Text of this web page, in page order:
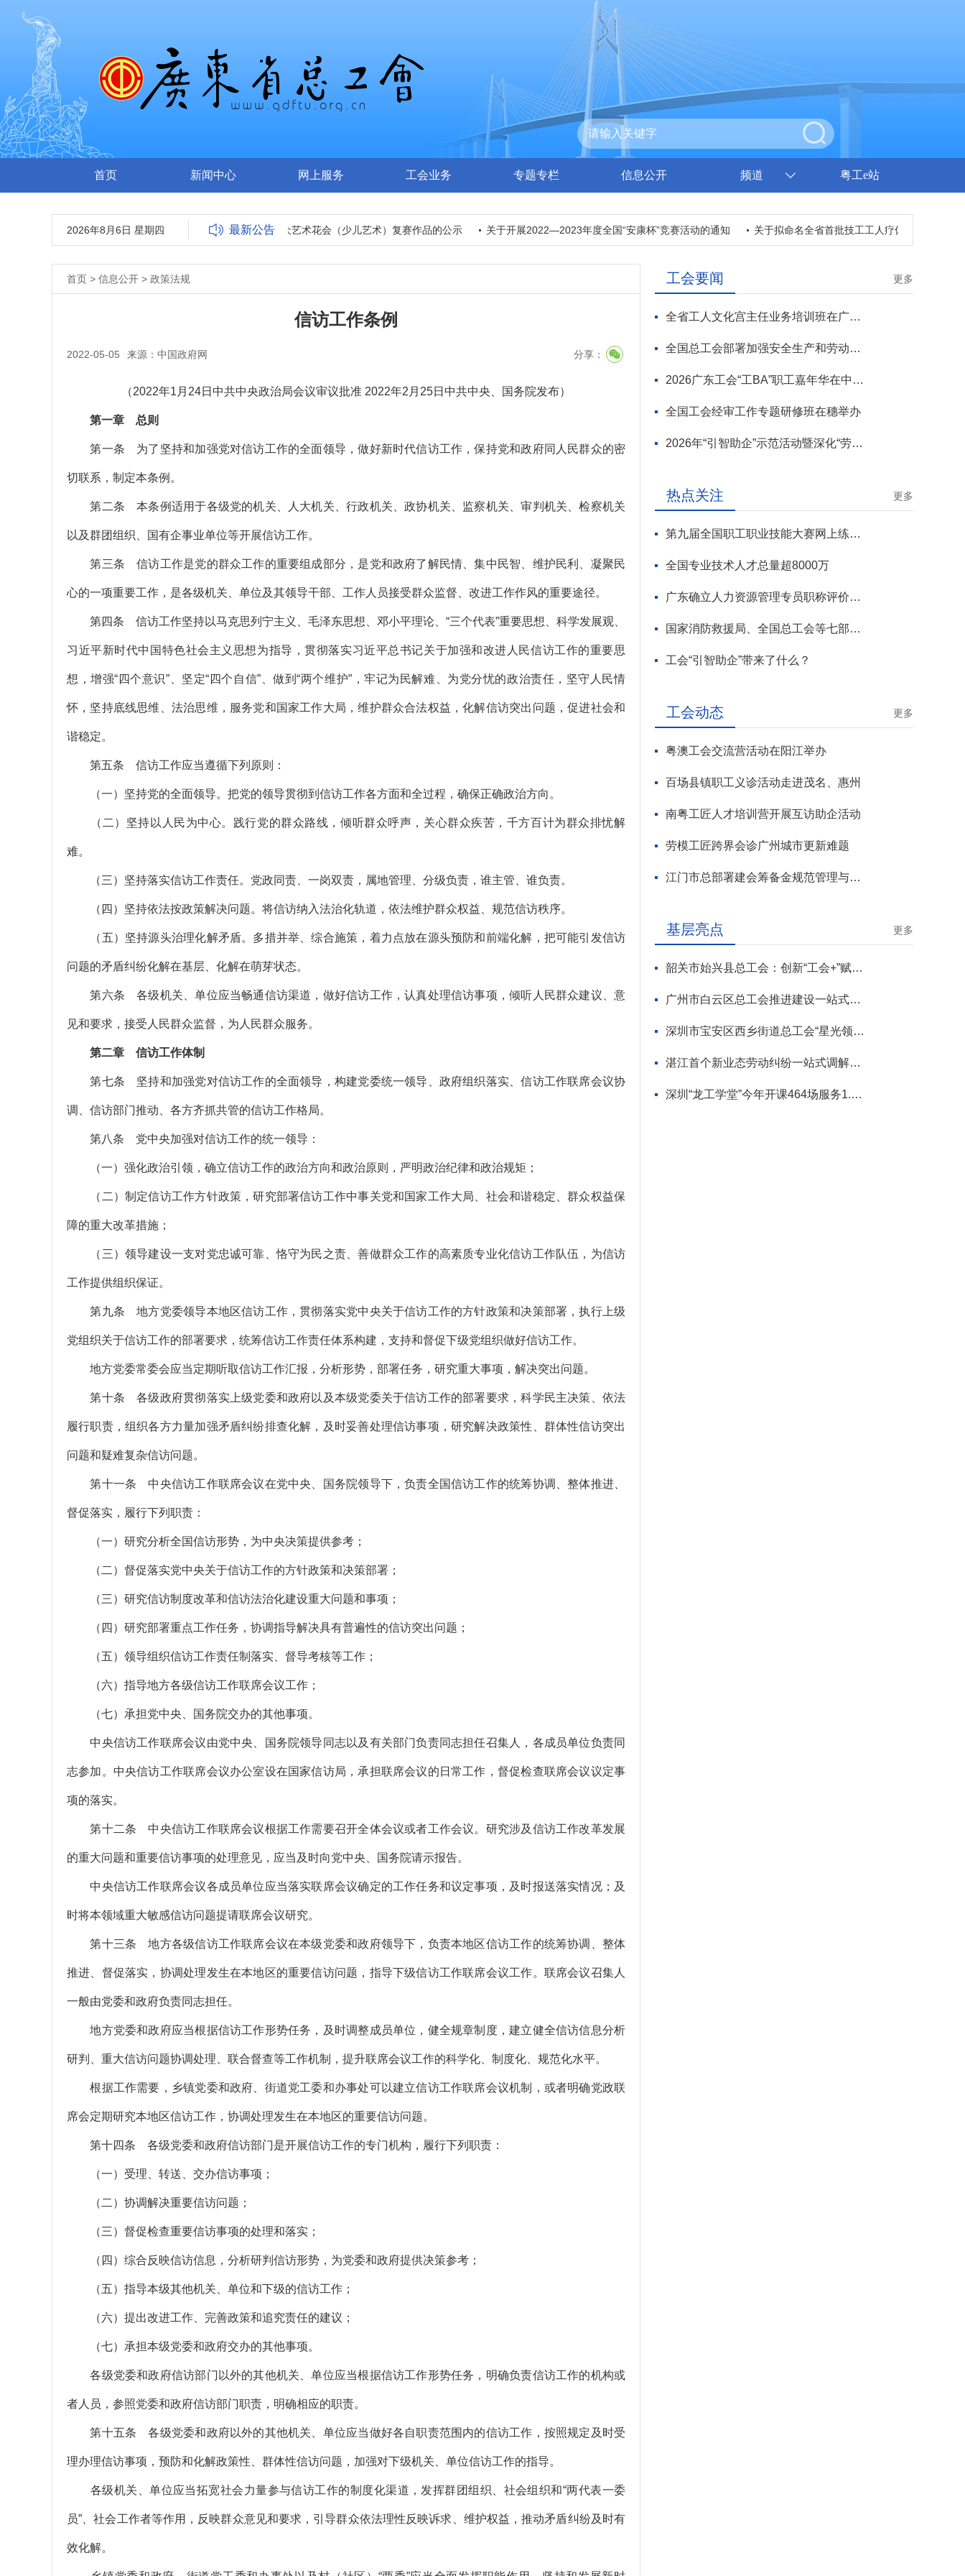
首页 新闻中心 网上服务 工会业务 专题专栏 信息公开 频道 粤工e站
2026年8月6日 星期四 最新公告
关于报送2022广东省群众艺术花会（少儿艺术）复赛作品的公示 关于开展2022—2023年度全国“安康杯”竞赛活动的通知 关于拟命名全省首批技工工人疗休养基地的公示
首页 > 信息公开 > 政策法规
信访工作条例
2022-05-05 来源：中国政府网 分享：
（2022年1月24日中共中央政治局会议审议批准 2022年2月25日中共中央、国务院发布）
第一章 总则
第一条 为了坚持和加强党对信访工作的全面领导，做好新时代信访工作，保持党和政府同人民群众的密
切联系，制定本条例。
第二条 本条例适用于各级党的机关、人大机关、行政机关、政协机关、监察机关、审判机关、检察机关
以及群团组织、国有企事业单位等开展信访工作。
第三条 信访工作是党的群众工作的重要组成部分，是党和政府了解民情、集中民智、维护民利、凝聚民
心的一项重要工作，是各级机关、单位及其领导干部、工作人员接受群众监督、改进工作作风的重要途径。
第四条 信访工作坚持以马克思列宁主义、毛泽东思想、邓小平理论、“三个代表”重要思想、科学发展观、
习近平新时代中国特色社会主义思想为指导，贯彻落实习近平总书记关于加强和改进人民信访工作的重要思
想，增强“四个意识”、坚定“四个自信”、做到“两个维护”，牢记为民解难、为党分忧的政治责任，坚守人民情
怀，坚持底线思维、法治思维，服务党和国家工作大局，维护群众合法权益，化解信访突出问题，促进社会和
谐稳定。
第五条 信访工作应当遵循下列原则：
（一）坚持党的全面领导。把党的领导贯彻到信访工作各方面和全过程，确保正确政治方向。
（二）坚持以人民为中心。践行党的群众路线，倾听群众呼声，关心群众疾苦，千方百计为群众排忧解
难。
（三）坚持落实信访工作责任。党政同责、一岗双责，属地管理、分级负责，谁主管、谁负责。
（四）坚持依法按政策解决问题。将信访纳入法治化轨道，依法维护群众权益、规范信访秩序。
（五）坚持源头治理化解矛盾。多措并举、综合施策，着力点放在源头预防和前端化解，把可能引发信访
问题的矛盾纠纷化解在基层、化解在萌芽状态。
第六条 各级机关、单位应当畅通信访渠道，做好信访工作，认真处理信访事项，倾听人民群众建议、意
见和要求，接受人民群众监督，为人民群众服务。
第二章 信访工作体制
第七条 坚持和加强党对信访工作的全面领导，构建党委统一领导、政府组织落实、信访工作联席会议协
调、信访部门推动、各方齐抓共管的信访工作格局。
第八条 党中央加强对信访工作的统一领导：
（一）强化政治引领，确立信访工作的政治方向和政治原则，严明政治纪律和政治规矩；
（二）制定信访工作方针政策，研究部署信访工作中事关党和国家工作大局、社会和谐稳定、群众权益保
障的重大改革措施；
（三）领导建设一支对党忠诚可靠、恪守为民之责、善做群众工作的高素质专业化信访工作队伍，为信访
工作提供组织保证。
第九条 地方党委领导本地区信访工作，贯彻落实党中央关于信访工作的方针政策和决策部署，执行上级
党组织关于信访工作的部署要求，统筹信访工作责任体系构建，支持和督促下级党组织做好信访工作。
地方党委常委会应当定期听取信访工作汇报，分析形势，部署任务，研究重大事项，解决突出问题。
第十条 各级政府贯彻落实上级党委和政府以及本级党委关于信访工作的部署要求，科学民主决策、依法
履行职责，组织各方力量加强矛盾纠纷排查化解，及时妥善处理信访事项，研究解决政策性、群体性信访突出
问题和疑难复杂信访问题。
第十一条 中央信访工作联席会议在党中央、国务院领导下，负责全国信访工作的统筹协调、整体推进、
督促落实，履行下列职责：
（一）研究分析全国信访形势，为中央决策提供参考；
（二）督促落实党中央关于信访工作的方针政策和决策部署；
（三）研究信访制度改革和信访法治化建设重大问题和事项；
（四）研究部署重点工作任务，协调指导解决具有普遍性的信访突出问题；
（五）领导组织信访工作责任制落实、督导考核等工作；
（六）指导地方各级信访工作联席会议工作；
（七）承担党中央、国务院交办的其他事项。
中央信访工作联席会议由党中央、国务院领导同志以及有关部门负责同志担任召集人，各成员单位负责同
志参加。中央信访工作联席会议办公室设在国家信访局，承担联席会议的日常工作，督促检查联席会议议定事
项的落实。
第十二条 中央信访工作联席会议根据工作需要召开全体会议或者工作会议。研究涉及信访工作改革发展
的重大问题和重要信访事项的处理意见，应当及时向党中央、国务院请示报告。
中央信访工作联席会议各成员单位应当落实联席会议确定的工作任务和议定事项，及时报送落实情况；及
时将本领域重大敏感信访问题提请联席会议研究。
第十三条 地方各级信访工作联席会议在本级党委和政府领导下，负责本地区信访工作的统筹协调、整体
推进、督促落实，协调处理发生在本地区的重要信访问题，指导下级信访工作联席会议工作。联席会议召集人
一般由党委和政府负责同志担任。
地方党委和政府应当根据信访工作形势任务，及时调整成员单位，健全规章制度，建立健全信访信息分析
研判、重大信访问题协调处理、联合督查等工作机制，提升联席会议工作的科学化、制度化、规范化水平。
根据工作需要，乡镇党委和政府、街道党工委和办事处可以建立信访工作联席会议机制，或者明确党政联
席会定期研究本地区信访工作，协调处理发生在本地区的重要信访问题。
第十四条 各级党委和政府信访部门是开展信访工作的专门机构，履行下列职责：
（一）受理、转送、交办信访事项；
（二）协调解决重要信访问题；
（三）督促检查重要信访事项的处理和落实；
（四）综合反映信访信息，分析研判信访形势，为党委和政府提供决策参考；
（五）指导本级其他机关、单位和下级的信访工作；
（六）提出改进工作、完善政策和追究责任的建议；
（七）承担本级党委和政府交办的其他事项。
各级党委和政府信访部门以外的其他机关、单位应当根据信访工作形势任务，明确负责信访工作的机构或
者人员，参照党委和政府信访部门职责，明确相应的职责。
第十五条 各级党委和政府以外的其他机关、单位应当做好各自职责范围内的信访工作，按照规定及时受
理办理信访事项，预防和化解政策性、群体性信访问题，加强对下级机关、单位信访工作的指导。
各级机关、单位应当拓宽社会力量参与信访工作的制度化渠道，发挥群团组织、社会组织和“两代表一委
员”、社会工作者等作用，反映群众意见和要求，引导群众依法理性反映诉求、维护权益，推动矛盾纠纷及时有
效化解。
工会要闻 更多
全省工人文化宫主任业务培训班在广州开班
全国总工会部署加强安全生产和劳动保护工作
2026广东工会“工BA”职工嘉年华在中山举行
全国工会经审工作专题研修班在穗举办
2026年“引智助企”示范活动暨深化“劳模工匠进万企”专项行动启动
热点关注 更多
第九届全国职工职业技能大赛网上练兵正式启动
全国专业技术人才总量超8000万
广东确立人力资源管理专员职称评价标准
国家消防救援局、全国总工会等七部门联合部署 开展全民消防安全素质提升行动
工会“引智助企”带来了什么？
工会动态 更多
粤澳工会交流营活动在阳江举办
百场县镇职工义诊活动走进茂名、惠州
南粤工匠人才培训营开展互访助企活动
劳模工匠跨界会诊广州城市更新难题
江门市总部署建会筹备金规范管理与基层工会组建攻坚行动
基层亮点 更多
韶关市始兴县总工会：创新“工会+”赋能模式 为“百千万工程”蓄势添力
广州市白云区总工会推进建设一站式调解平台
深圳市宝安区西乡街道总工会“星光领航”品牌首场活动走进企业
湛江首个新业态劳动纠纷一站式调解平台揭牌
深圳“龙工学堂”今年开课464场服务1.2万职工